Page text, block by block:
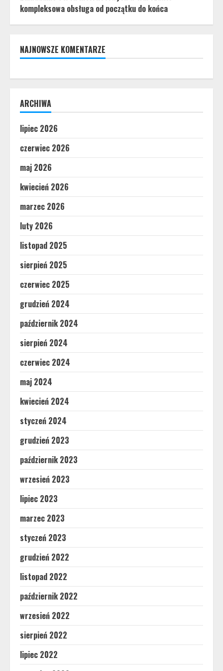
kompleksowa obsługa od początku do końca
NAJNOWSZE KOMENTARZE
ARCHIWA
lipiec 2026
czerwiec 2026
maj 2026
kwiecień 2026
marzec 2026
luty 2026
listopad 2025
sierpień 2025
czerwiec 2025
grudzień 2024
październik 2024
sierpień 2024
czerwiec 2024
maj 2024
kwiecień 2024
styczeń 2024
grudzień 2023
październik 2023
wrzesień 2023
lipiec 2023
marzec 2023
styczeń 2023
grudzień 2022
listopad 2022
październik 2022
wrzesień 2022
sierpień 2022
lipiec 2022